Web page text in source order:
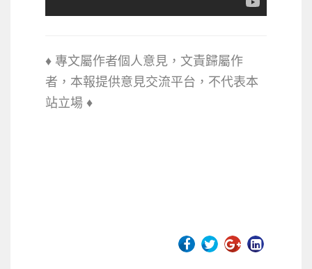
♦ 專文屬作者個人意見，文責歸屬作
者，本報提供意見交流平台，不代表本
站立場 ♦